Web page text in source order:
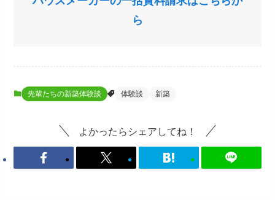
ら
先輩たちの新築体験談 体験談 新築
よかったらシェアしてね！